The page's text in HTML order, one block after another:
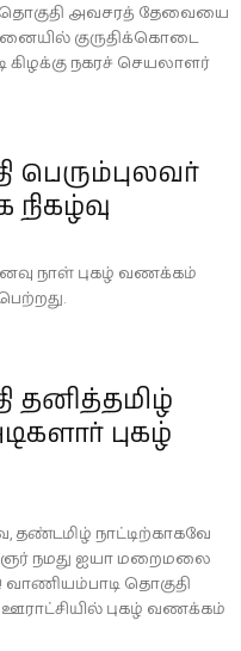
தொகுதி அவசரத் தேவையை
குருதிக்கொடை
கிழக்கு நகரச் செயலாளர்
பெரும்புலவர்
நாள் புகழ் வணக்கம்
தனித்தமிழ்
புகழ்
தண்டமிழ் நாட்டிற்காகவே
நமது ஐயா மறைமலை
தொகுதி
புகழ் வணக்கம்